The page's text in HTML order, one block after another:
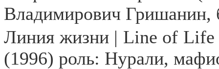
Владимирович Гришанин,
Линия жизни | Line of Life
(1996) роль: Нурали,